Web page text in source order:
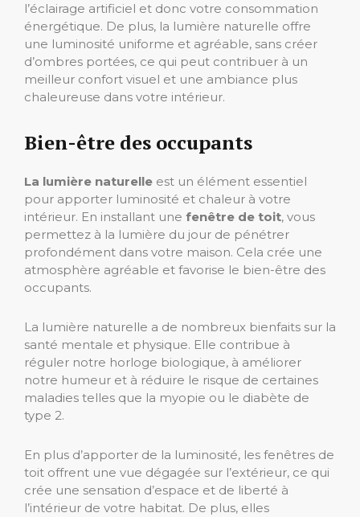
l’éclairage artificiel et donc votre consommation
énergétique. De plus, la lumière naturelle offre
une luminosité uniforme et agréable, sans créer
d’ombres portées, ce qui peut contribuer à un
meilleur confort visuel et une ambiance plus
chaleureuse dans votre intérieur.
Bien-être des occupants
La lumière naturelle est un élément essentiel
pour apporter luminosité et chaleur à votre
intérieur. En installant une fenêtre de toit, vous
permettez à la lumière du jour de pénétrer
profondément dans votre maison. Cela crée une
atmosphère agréable et favorise le bien-être des
occupants.
La lumière naturelle a de nombreux bienfaits sur la
santé mentale et physique. Elle contribue à
réguler notre horloge biologique, à améliorer
notre humeur et à réduire le risque de certaines
maladies telles que la myopie ou le diabète de
type 2.
En plus d’apporter de la luminosité, les fenêtres de
toit offrent une vue dégagée sur l’extérieur, ce qui
crée une sensation d’espace et de liberté à
l’intérieur de votre habitat. De plus, elles